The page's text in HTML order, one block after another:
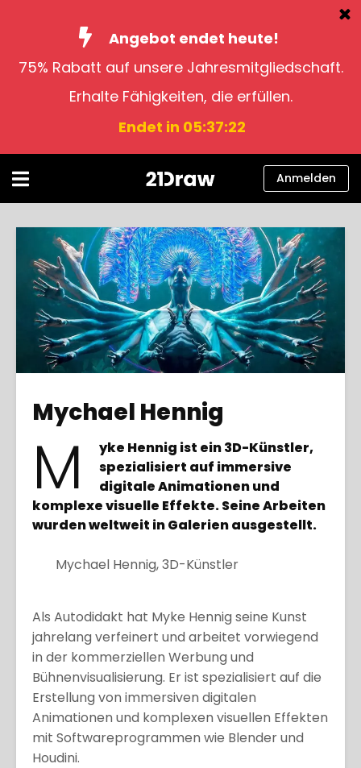
Angebot endet heute!
75% Rabatt auf unsere Jahresmitgliedschaft.
Erhalte Fähigkeiten, die erfüllen.
Endet in 05:37:21
Kurse
Über uns
Anmelden
Deutsch
Anmelden
Mychael Hennig
M
yke Hennig ist ein 3D-Künstler,
spezialisiert auf immersive
digitale Animationen und
komplexe visuelle Effekte. Seine Arbeiten
wurden weltweit in Galerien ausgestellt.
Mychael Hennig, 3D-Künstler
Als Autodidakt hat Myke Hennig seine Kunst
jahrelang verfeinert und arbeitet vorwiegend
in der kommerziellen Werbung und
Bühnenvisualisierung. Er ist spezialisiert auf die
Erstellung von immersiven digitalen
Animationen und komplexen visuellen Effekten
mit Softwareprogrammen wie Blender und
Houdini.